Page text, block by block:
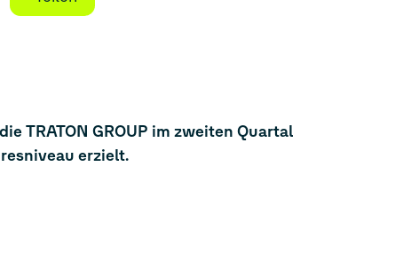
TRATON GROUP im zweiten Quartal
erzielt.